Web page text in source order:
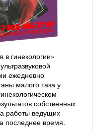
гинекологии»
ежедневно
малого таза у
собственных
работы ведущих
последнее время.